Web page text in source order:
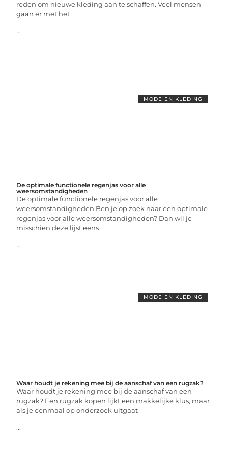
reden om nieuwe kleding aan te schaffen. Veel mensen
gaan er met het
...
MODE EN KLEDING
De optimale functionele regenjas voor alle
weersomstandigheden
De optimale functionele regenjas voor alle
weersomstandigheden Ben je op zoek naar een optimale
regenjas voor alle weersomstandigheden? Dan wil je
misschien deze lijst eens
...
MODE EN KLEDING
Waar houdt je rekening mee bij de aanschaf van een rugzak?
Waar houdt je rekening mee bij de aanschaf van een
rugzak? Een rugzak kopen lijkt een makkelijke klus, maar
als je eenmaal op onderzoek uitgaat
...